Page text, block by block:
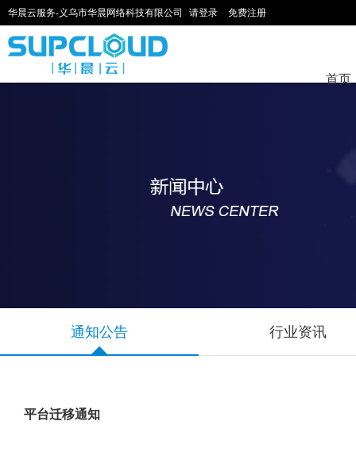
华晨云服务-义乌市华晨网络科技有限公司 请登录 免费注册
首页
通知公告 行业资讯
平台迁移通知